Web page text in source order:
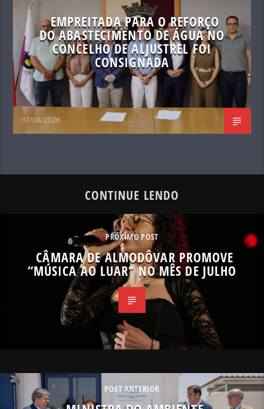
EMPREITADA PARA O REFORÇO
DO ABASTECIMENTO DE ÁGUA NO
CONCELHO DE ALJUSTREL FOI
CONSIGNADA
07/08/2026
CONTINUE LENDO
PRÓXIMO POST
CÂMARA DE ALMODÔVAR PROMOVE
“MÚSICA AO LUAR” NO MÊS DE JULHO
POST ANTERIOR